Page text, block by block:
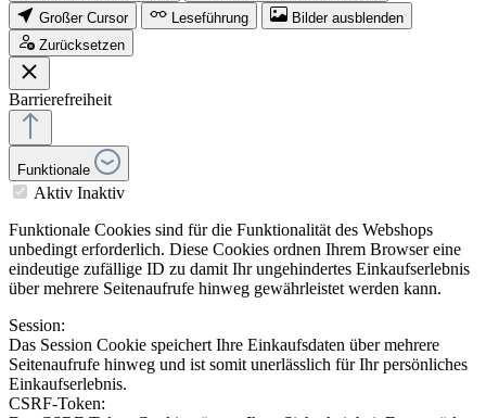
Großer Cursor
Leseführung
Bilder ausblenden
Zurücksetzen
Barrierefreiheit
Funktionale
Aktiv Inaktiv
Funktionale Cookies sind für die Funktionalität des Webshops
unbedingt erforderlich. Diese Cookies ordnen Ihrem Browser eine
eindeutige zufällige ID zu damit Ihr ungehindertes Einkaufserlebnis
über mehrere Seitenaufrufe hinweg gewährleistet werden kann.
Session:
Das Session Cookie speichert Ihre Einkaufsdaten über mehrere
Seitenaufrufe hinweg und ist somit unerlässlich für Ihr persönliches
Einkaufserlebnis.
CSRF-Token: